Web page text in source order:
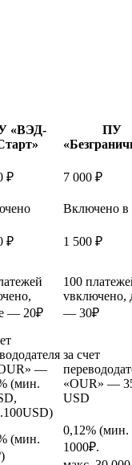
«ВЭД-
ПУ
₽ 7 000 ₽
Включено в
₽ 1 500 ₽
— 20₽
100
vвключено,
— 30₽
—
(мин.
за счет
«OUR» —
USD
(мин.
0,12% (мин.
1000₽.